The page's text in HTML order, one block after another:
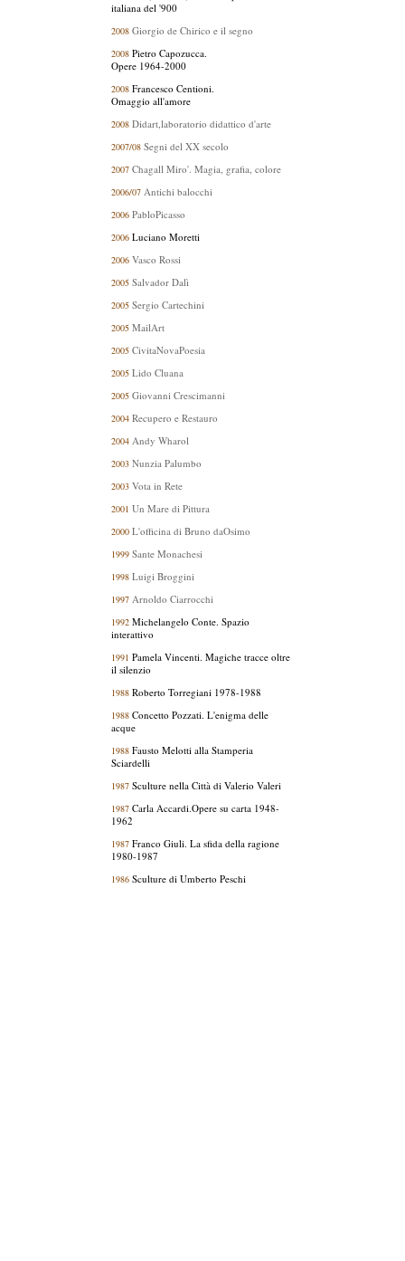
italiana del '900
2008 Giorgio de Chirico e il segno
2008Pietro Capozucca.
Opere 1964-2000
2008Francesco Centioni.
Omaggio all'amore
2008 Didart,laboratorio didattico d'arte
2007/08 Segni del XX secolo
2007 Chagall Miro'. Magia, grafia, colore
2006/07 Antichi balocchi
2006 PabloPicasso
2006Luciano Moretti
2006 Vasco Rossi
2005 Salvador Dalì
2005 Sergio Cartechini
2005 MailArt
2005 CivitaNovaPoesia
2005 Lido Cluana
2005 Giovanni Crescimanni
2004 Recupero e Restauro
2004 Andy Wharol
2003 Nunzia Palumbo
2003 Vota in Rete
2001 Un Mare di Pittura
2000 L'officina di Bruno daOsimo
1999 Sante Monachesi
1998 Luigi Broggini
1997 Arnoldo Ciarrocchi
1992Michelangelo Conte. Spazio
interattivo
1991 Pamela Vincenti. Magiche tracce oltre
il silenzio
1988Roberto Torregiani 1978-1988
1988Concetto Pozzati. L'enigma delle
acque
1988Fausto Melotti alla Stamperia
Sciardelli
1987Sculture nella Città di Valerio Valeri
1987Carla Accardi.Opere su carta 1948-
1962
1987Franco Giuli. La sfida della ragione
1980-1987
1986Sculture di Umberto Peschi